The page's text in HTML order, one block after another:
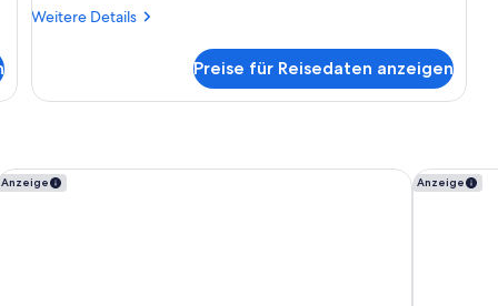
Weitere Details
Weitere
Preise für Reisedaten anzeigen
AnzeigeRiviera Princess - All Inclusive Anzeige
Holiday